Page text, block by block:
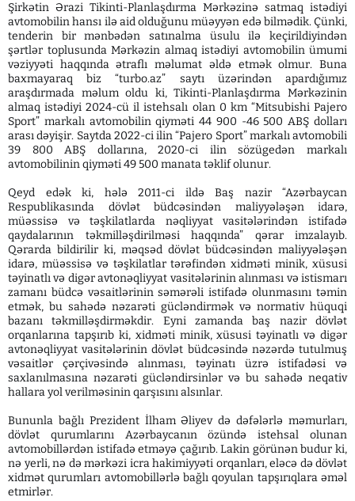
Şirkətin Ərazi Tikinti-Planlaşdırma Mərkəzinə satmaq istədiyi
avtomobilin hansı ilə aid olduğunu müəyyən edə bilmədik. Çünki,
tenderin bir mənbədən satınalma üsulu ilə keçirildiyindən
şərtlər toplusunda Mərkəzin almaq istədiyi avtomobilin ümumi
vəziyyəti haqqında ətraflı məlumat əldə etmək olmur. Buna
baxmayaraq biz “turbo.az” saytı üzərindən apardığımız
araşdırmada məlum oldu ki, Tikinti-Planlaşdırma Mərkəzinin
almaq istədiyi 2024-cü il istehsalı olan 0 km “Mitsubishi Pajero
Sport” markalı avtomobilin qiyməti 44 900 -46 500 ABŞ dolları
arası dəyişir. Saytda 2022-ci ilin “Pajero Sport” markalı avtomobili
39 800 ABŞ dollarına, 2020-ci ilin sözügedən markalı
avtomobilinin qiyməti 49 500 manata təklif olunur.
Qeyd edək ki, hələ 2011-ci ildə Baş nazir “Azərbaycan
Respublikasında dövlət büdcəsindən maliyyələşən idarə,
müəssisə və təşkilatlarda nəqliyyat vasitələrindən istifadə
qaydalarının təkmilləşdirilməsi haqqında” qərar imzalayıb.
Qərarda bildirilir ki, məqsəd dövlət büdcəsindən maliyyələşən
idarə, müəssisə və təşkilatlar tərəfindən xidməti minik, xüsusi
təyinatlı və digər avtonəqliyyat vasitələrinin alınması və istismarı
zamanı büdcə vəsaitlərinin səmərəli istifadə olunmasını təmin
etmək, bu sahədə nəzarəti gücləndirmək və normativ hüquqi
bazanı təkmilləşdirməkdir. Eyni zamanda baş nazir dövlət
orqanlarına tapşırıb ki, xidməti minik, xüsusi təyinatlı və digər
avtonəqliyyat vasitələrinin dövlət büdcəsində nəzərdə tutulmuş
vəsaitlər çərçivəsində alınması, təyinatı üzrə istifadəsi və
saxlanılmasına nəzarəti gücləndirsinlər və bu sahədə neqativ
hallara yol verilməsinin qarşısını alsınlar.
Bununla bağlı Prezident İlham Əliyev də dəfələrlə məmurları,
dövlət qurumlarını Azərbaycanın özündə istehsal olunan
avtomobillərdən istifadə etməyə çağırıb. Lakin görünən budur ki,
nə yerli, nə də mərkəzi icra hakimiyyəti orqanları, eləcə də dövlət
xidmət qurumları avtomobillərlə bağlı qoyulan tapşırıqlara əməl
etmirlər.